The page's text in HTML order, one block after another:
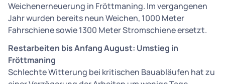
Weichenerneuerung in Fröttmaning. Im vergangenen
Jahr wurden bereits neun Weichen, 1000 Meter
Fahrschiene sowie 1300 Meter Stromschiene ersetzt.
Restarbeiten bis Anfang August: Umstieg in
Fröttmaning
Schlechte Witterung bei kritischen Bauabläufen hat zu